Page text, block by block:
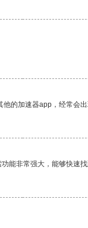
的加速器app，经常会
能非常强大，能够快速找